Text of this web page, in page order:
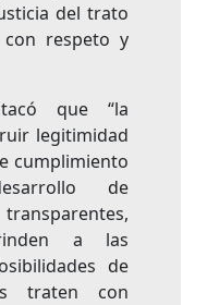
del trato
respeto y
que “la
legitimidad
cumplimiento
de
a las
de
traten con